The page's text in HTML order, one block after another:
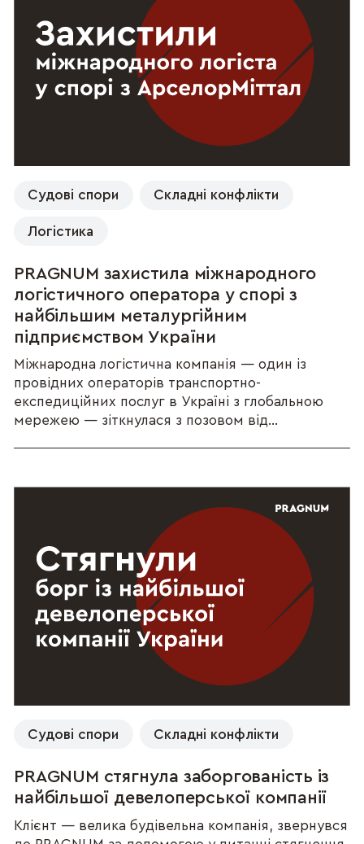
Судові спори Складні конфлікти
Логістика
PRAGNUM захистила міжнародного
логістичного оператора у спорі з
найбільшим металургійним
підприємством України
Міжнародна логістична компанія — один із
провідних операторів транспортно-
експедиційних послуг в Україні з глобальною
мережею — зіткнулася з позовом від...
Судові спори Складні конфлікти
PRAGNUM стягнула заборгованість із
найбільшої девелоперської компанії
Клієнт — велика будівельна компанія, звернувся